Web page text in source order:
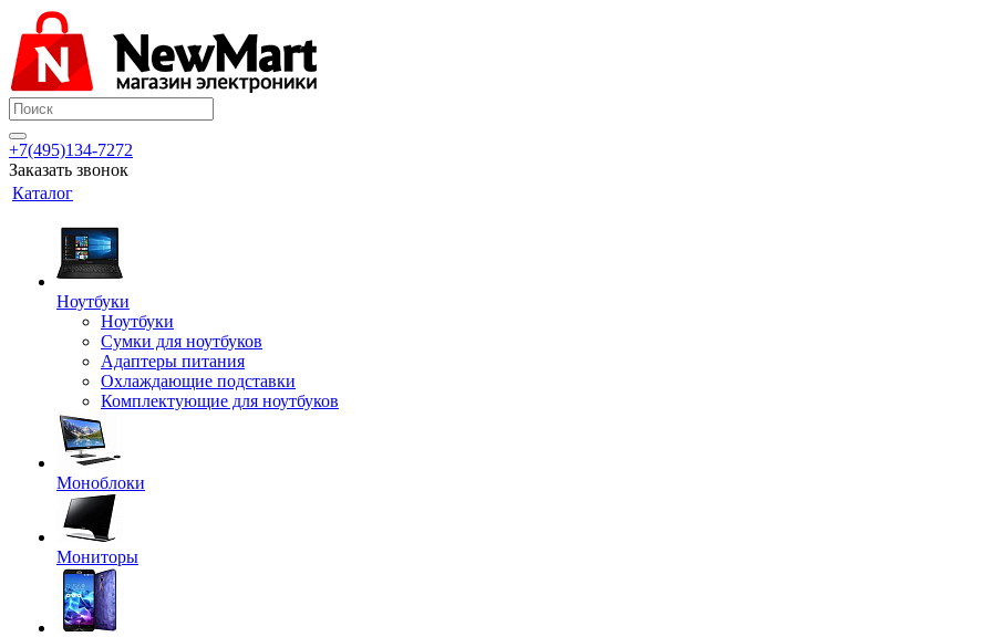
+7(495)134-7272
Заказать звонок
Каталог
Ноутбуки
Ноутбуки
Сумки для ноутбуков
Адаптеры питания
Охлаждающие подставки
Комплектующие для ноутбуков
Моноблоки
Мониторы